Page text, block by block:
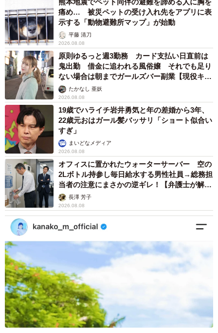
痛め… 被災ペットの受け入れ先をアプリに表
示する「動物避難所マップ」が始動
平藤 清刀
2026.08.08
原則ゆるっと週3勤務 カード支払い日直前は
鬼出勤 借金に追われる風俗嬢 それでも足り
ない場合は朝までガールズバー副業【現役キャ
ストに取材】
たかなし 亜妖
2026.08.08
19歳でハライチ岩井勇気と年の差婚から3年、
22歳元おはガール髪バッサリ「ショート似合い
すぎ」
まいどなメディア
2026.08.08
オフィスに置かれたウォーターサーバー 空の
2Lボトル持参し毎日給水する男性社員→総務担
当者の注意にまさかの逆ギレ！【弁護士が解
説】長澤 芳子
2026.08.08